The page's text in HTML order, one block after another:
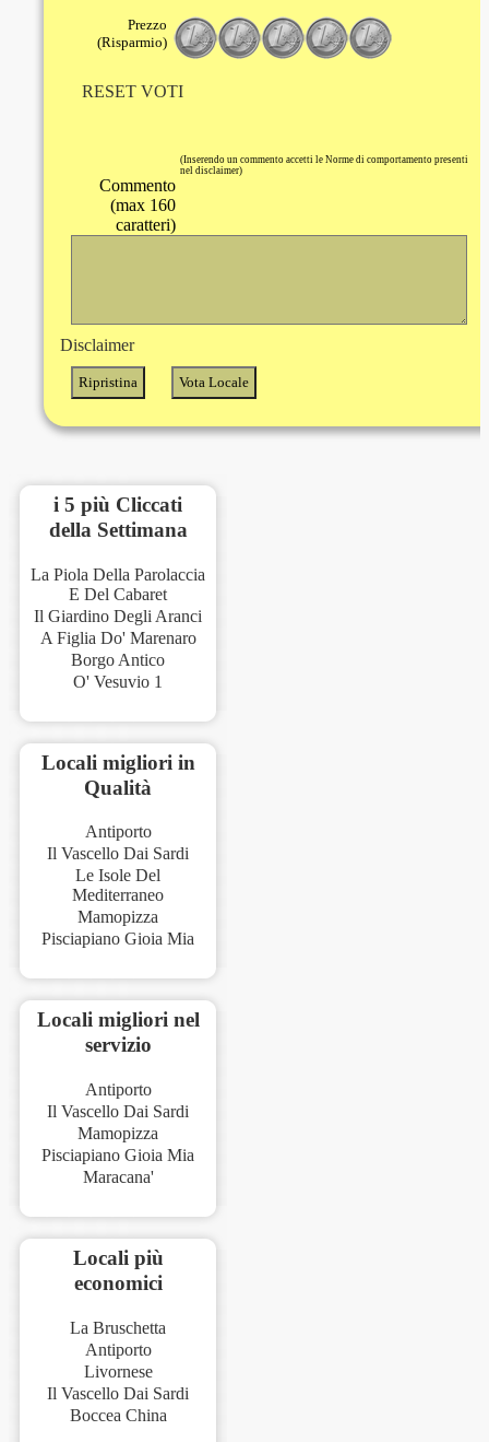
Prezzo
(Risparmio)
RESET VOTI
(Inserendo un commento accetti le Norme di comportamento presenti
nel disclaimer)
Commento
(max 160
caratteri)
Disclaimer
i 5 più Cliccati
della Settimana
La Piola Della Parolaccia
E Del Cabaret
Il Giardino Degli Aranci
A Figlia Do' Marenaro
Borgo Antico
O' Vesuvio 1
Locali migliori in
Qualità
Antiporto
Il Vascello Dai Sardi
Le Isole Del
Mediterraneo
Mamopizza
Pisciapiano Gioia Mia
Locali migliori nel
servizio
Antiporto
Il Vascello Dai Sardi
Mamopizza
Pisciapiano Gioia Mia
Maracana'
Locali più
economici
La Bruschetta
Antiporto
Livornese
Il Vascello Dai Sardi
Boccea China